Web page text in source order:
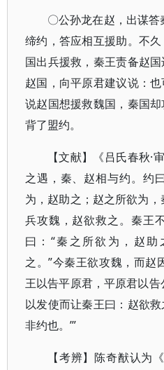
〇公孙龙在赵，出谋
缔约，答应相互援助。不
国出兵援救，秦王责备赵
赵国，向平原君建议说：
说赵国想援救魏国，秦国
背了盟约。
【文献】《吕氏春秋·
之遇，秦、赵相与约。约
为，赵助之；赵之所欲为，
兵攻魏，赵欲救之。秦王
曰：“秦之所欲为，赵
之。”今秦王欲攻魏，而赵
王以告平原君，平原君以告
以发使而让秦王曰：赵欲
非约也。’”
【考辨】陈奇猷认为